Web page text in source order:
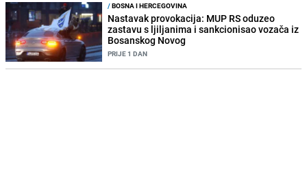
/BOSNA I HERCEGOVINA
Nastavak provokacija: MUP RS oduzeo
zastavu s ljiljanima i sankcionisao vozača iz
Bosanskog Novog
PRIJE 1 DAN